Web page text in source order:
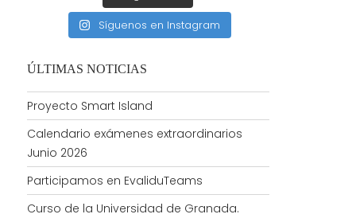
Síguenos en Instagram
ÚLTIMAS NOTICIAS
Proyecto Smart Island
Calendario exámenes extraordinarios
Junio 2026
Participamos en EvaliduTeams
Curso de la Universidad de Granada.